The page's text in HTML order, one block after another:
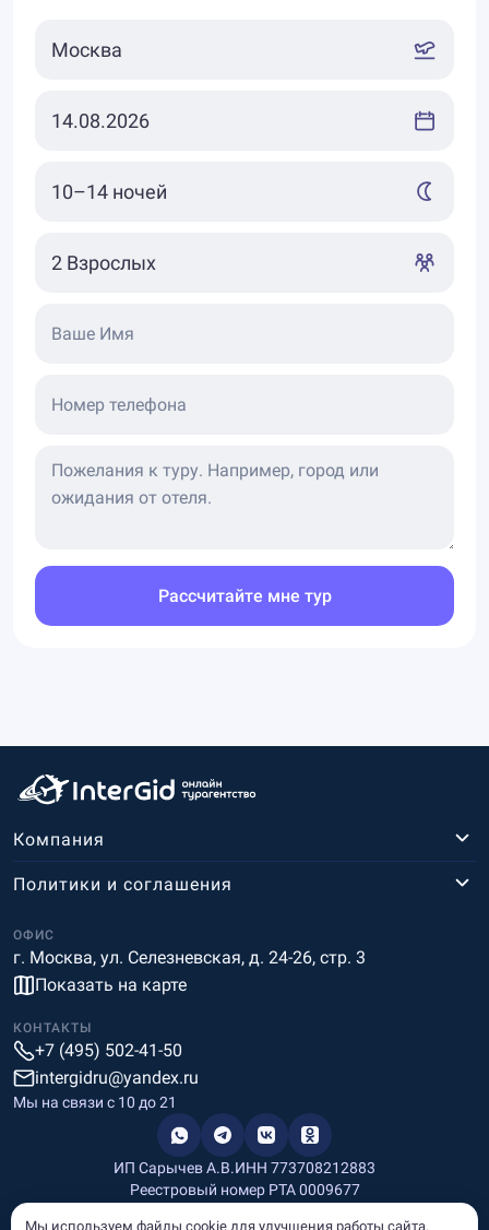
Ваше Имя
Номер телефона
Рассчитайте мне тур
Компания
ОФИС
г. Москва, ул. Селезневская, д. 24-26, стр. 3
Показать на карте
Политики и соглашения
КОНТАКТЫ
+7 (495) 502-41-50
intergidru@yandex.ru
Мы на связи c 10 до 21
ИП Сарычев А.В.ИНН 773708212883
Реестровый номер РТА 0009677
Мы используем файлы cookie для улучшения работы сайта.